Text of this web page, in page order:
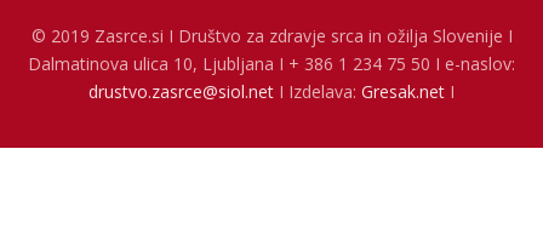
© 2019 Zasrce.si I Društvo za zdravje srca in ožilja Slovenije I
Dalmatinova ulica 10, Ljubljana I + 386 1 234 75 50 I e-naslov:
drustvo.zasrce@siol.net I Izdelava: Gresak.net I